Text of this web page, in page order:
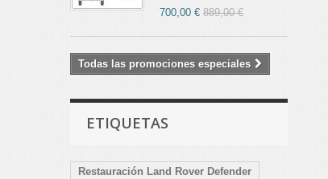
700,00 € 889,00 €
Todas las promociones especiales
ETIQUETAS
Restauración Land Rover Defender